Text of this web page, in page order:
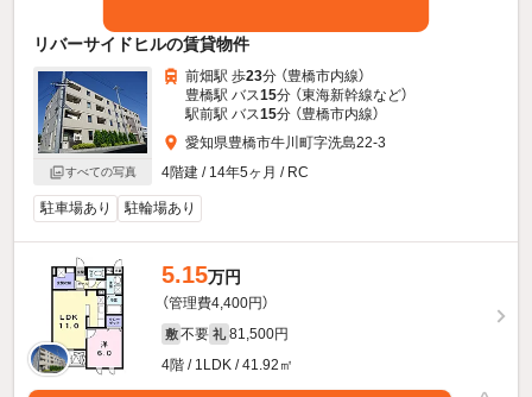
リバーサイドヒルの賃貸物件
すべての写真
前畑駅 歩23分 （豊橋市内線）
豊橋駅 バス15分 （東海新幹線など）
駅前駅 バス15分 （豊橋市内線）
愛知県豊橋市牛川町字洗島22-3
4階建 / 14年5ヶ月 / RC
駐車場あり 駐輪場あり
5.15万円
（管理費4,400円）
敷 不要 礼 81,500円
4階 / 1LDK / 41.92㎡